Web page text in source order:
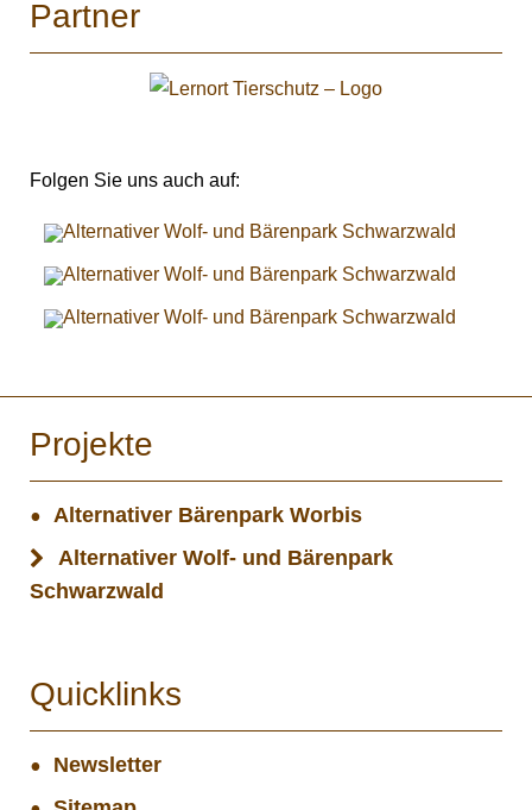
Partner
Folgen Sie uns auch auf:
Projekte
Alternativer Bärenpark Worbis
Alternativer Wolf- und Bärenpark
Schwarzwald
Quicklinks
Newsletter